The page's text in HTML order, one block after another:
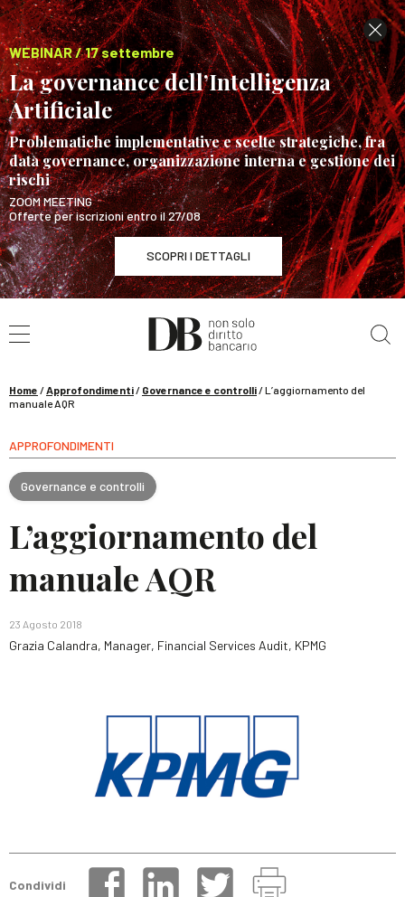
WEBINAR / 17 settembre
La governance dell’Intelligenza
Artificiale
Problematiche implementative e scelte strategiche, fra
data governance, organizzazione interna e gestione dei
rischi
ZOOM MEETING
Offerte per iscrizioni entro il 27/08
SCOPRI I DETTAGLI
WEBINAR / 17 settembre
La governance dell’Intelligenza Artificiale
Home /Approfondimenti/ Governance e controlli/L’aggiornamento del
manuale AQR
APPROFONDIMENTI
Governance e controlli
L’aggiornamento del
manuale AQR
23 Agosto 2018
Grazia Calandra, Manager, Financial Services Audit, KPMG
Condividi